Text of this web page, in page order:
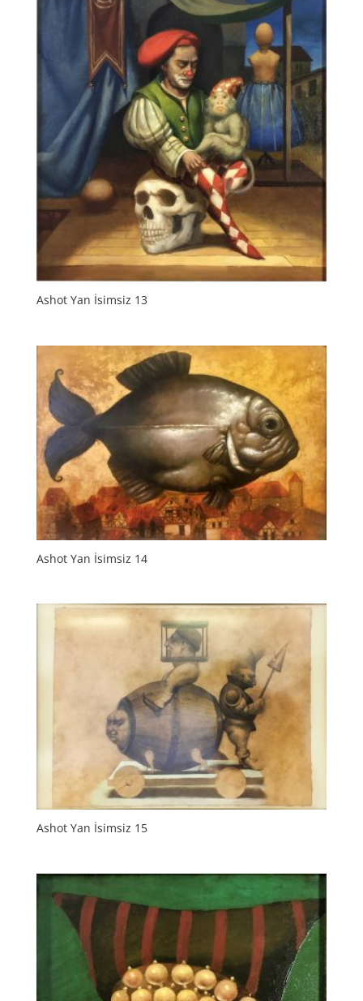
Ashot Yan İsimsiz 13
Ashot Yan İsimsiz 14
Ashot Yan İsimsiz 15